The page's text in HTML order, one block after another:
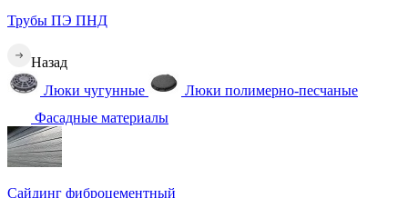
Трубы ПЭ ПНД
Назад
Люки чугунные
Люки полимерно-песчаные
Фасадные материалы
Сайдинг фиброцементный